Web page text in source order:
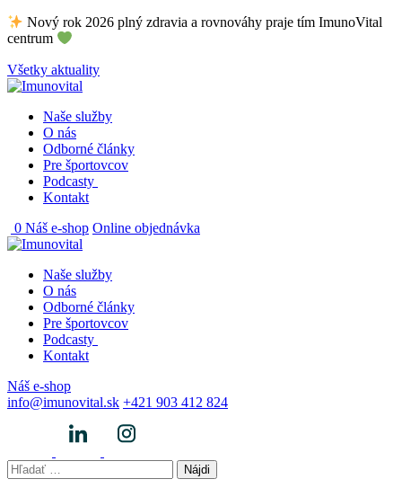
Skip
to
Nový rok 2026 plný zdravia a rovnováhy praje tím ImunoVital
centrum
Všetky aktuality
Naše služby
O nás
Odborné články
Pre športovcov
Podcasty
Kontakt
0 Náš e-shop Online objednávka
Naše služby
O nás
Odborné články
Pre športovcov
Podcasty
Kontakt
Náš e-shop
info@imunovital.sk +421 903 412 824
Hľadať: